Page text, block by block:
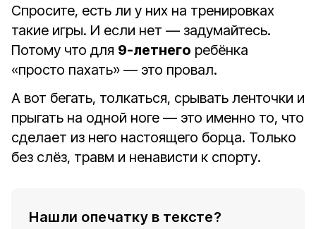
Спросите, есть ли у них на тренировках
такие игры. И если нет — задумайтесь.
Потому что для 9-летнего ребёнка
«просто пахать» — это провал.
А вот бегать, толкаться, срывать ленточки и
прыгать на одной ноге — это именно то, что
сделает из него настоящего борца. Только
без слёз, травм и ненависти к спорту.
Нашли опечатку в тексте?